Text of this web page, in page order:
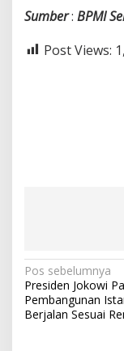
Sumber: BPMI
Post Views:
N
a
v
Pos sebelumnya
Presiden Jokowi
Pembangunan
Berjalan Sesuai